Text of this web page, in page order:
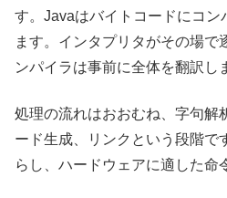
す。Javaはバイトコードにコン
ます。インタプリタがその場で
ンパイラは事前に全体を翻訳し
処理の流れはおおむね、字句解
ード生成、リンクという段階で
らし、ハードウェアに適した命